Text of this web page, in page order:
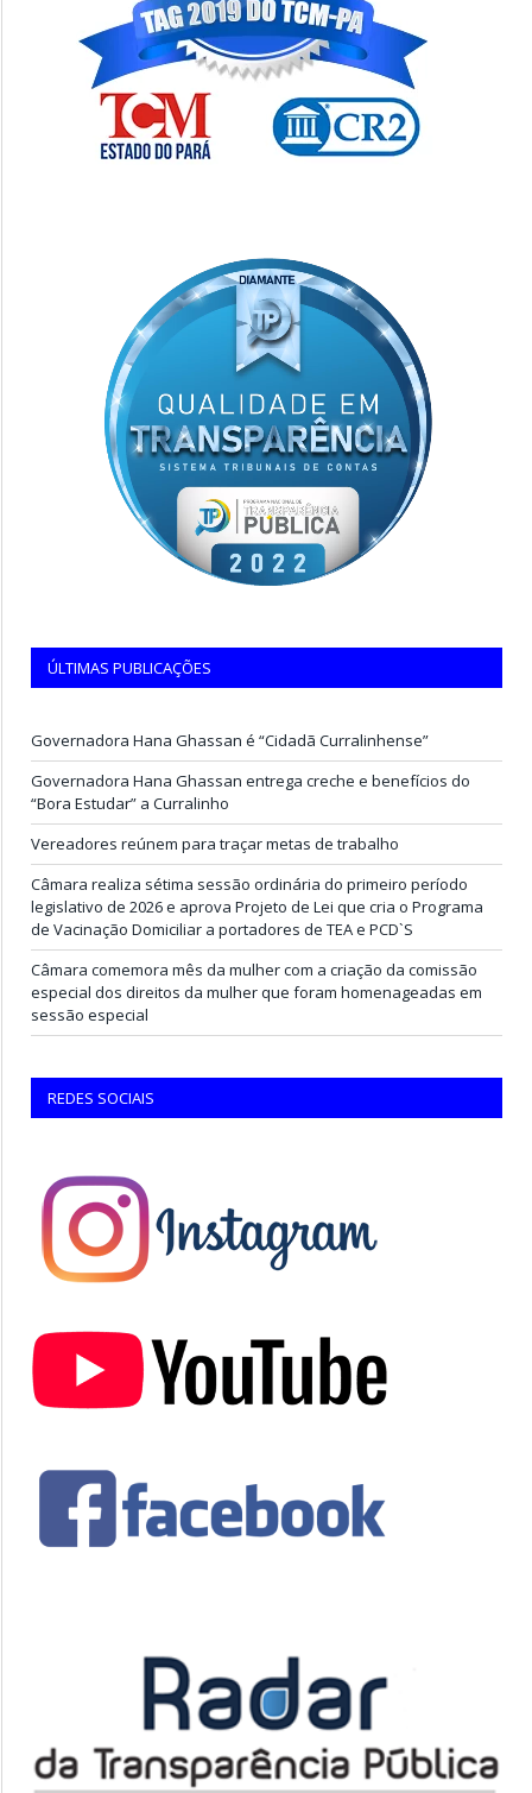
ÚLTIMAS PUBLICAÇÕES
Governadora Hana Ghassan é “Cidadã Curralinhense”
Governadora Hana Ghassan entrega creche e benefícios do
“Bora Estudar” a Curralinho
Vereadores reúnem para traçar metas de trabalho
Câmara realiza sétima sessão ordinária do primeiro período
legislativo de 2026 e aprova Projeto de Lei que cria o Programa
de Vacinação Domiciliar a portadores de TEA e PCD`S
Câmara comemora mês da mulher com a criação da comissão
especial dos direitos da mulher que foram homenageadas em
sessão especial
REDES SOCIAIS